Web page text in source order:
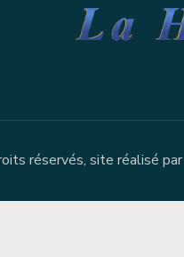
réservés, site réalisé par